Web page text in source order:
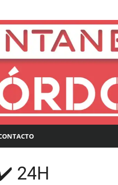
24H